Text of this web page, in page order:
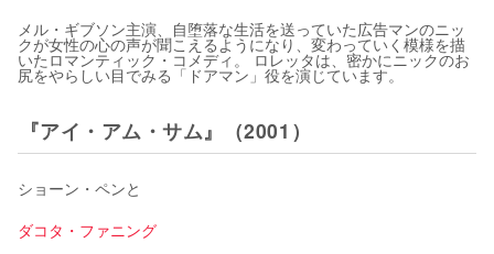
メル・ギブソン主演、自堕落な生活を送っていた広告マンのニッ
クが女性の心の声が聞こえるようになり、変わっていく模様を描
いたロマンティック・コメディ。 ロレッタは、密かにニックのお
尻をやらしい目でみる「ドアマン」役を演じています。
『アイ・アム・サム』（2001）
ショーン・ペンと
ダコタ・ファニング